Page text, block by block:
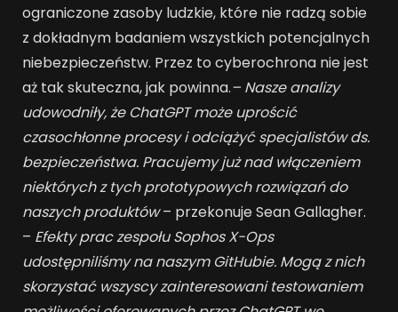
ograniczone zasoby ludzkie, które nie radzą sobie
z dokładnym badaniem wszystkich potencjalnych
niebezpieczeństw. Przez to cyberochrona nie jest
aż tak skuteczna, jak powinna.– Nasze analizy
udowodniły, że ChatGPT może uprościć
czasochłonne procesy i odciążyć specjalistów ds.
bezpieczeństwa. Pracujemy już nad włączeniem
niektórych z tych prototypowych rozwiązań do
naszych produktów– przekonuje Sean Gallagher.
– Efekty prac zespołu Sophos X-Ops
udostępniliśmy na naszym GitHubie. Mogą z nich
skorzystać wszyscy zainteresowani testowaniem